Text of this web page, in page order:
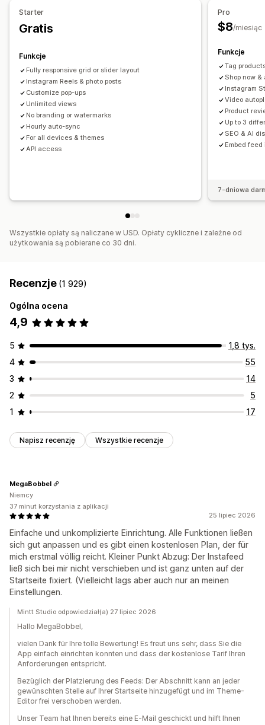
Analizy
Śledzenie zaangażowania
Tagi produktów dostępnych do zakupu
Wielojęzyczne
Starter
Gratis
Funkcje
Fully responsive grid or slider layout
Instagram Reels & photo posts
Customize pop-ups
Unlimited views
No branding or watermarks
Hourly auto-sync
For all devices & themes
API access
Pro
$8/miesiąc
Funkcje
Tag
Shop now
Instagram
Video
Product
Up to 3
SEO & AI
Embed
7-dniowa
Wszystkie opłaty są naliczane w USD. Opłaty cykliczne i zależne od
użytkowania są pobierane co 30 dni.
Recenzje (1 929)
Ogólna ocena
4,9
5
1,8 tys.
4
55
3
14
2
5
1
17
Napisz recenzję Wszystkie recenzje
25 lipiec 2026
Einfache und unkomplizierte Einrichtung. Alle Funktionen ließen
sich gut anpassen und es gibt einen kostenlosen Plan, der für
mich erstmal völlig reicht. Kleiner Punkt Abzug: Der Instafeed
ließ sich bei mir nicht verschieben und ist ganz unten auf der
Startseite fixiert. (Vielleicht lags aber auch nur an meinen
Einstellungen.
MegaBobbel
Niemcy
37 minut korzystania z aplikacji
Mintt Studio odpowiedział(a) 27 lipiec 2026
Hallo MegaBobbel,
vielen Dank für Ihre tolle Bewertung! Es freut uns sehr, dass Sie die
App einfach einrichten konnten und dass der kostenlose Tarif Ihren
Anforderungen entspricht.
Bezüglich der Platzierung des Feeds: Der Abschnitt kann an jeder
gewünschten Stelle auf Ihrer Startseite hinzugefügt und im Theme-
Editor frei verschoben werden.
Unser Team hat Ihnen bereits eine E-Mail geschickt und hilft Ihnen